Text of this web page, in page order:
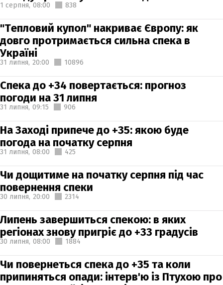
1 серпня, 08:00 838
"Тепловий купол" накриває Європу: як
довго протримається сильна спека в
Україні
31 липня, 20:00 10896
Спека до +34 повертається: прогноз
погоди на 31 липня
31 липня, 09:15 906
На Заході припече до +35: якою буде
погода на початку серпня
31 липня, 08:00 425
Чи дощитиме на початку серпня під час
повернення спеки
30 липня, 20:00 2314
Липень завершиться спекою: в яких
регіонах знову пригріє до +33 градусів
30 липня, 08:00 1884
Чи повернеться спека до +35 та коли
припиняться опади: інтерв'ю із Птухою про